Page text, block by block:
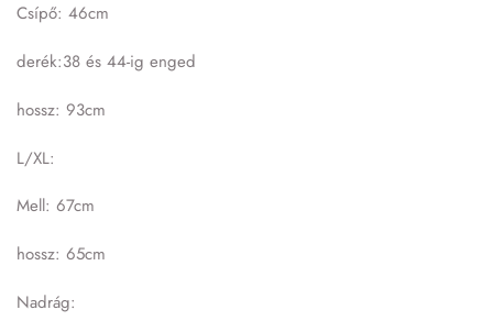
Csípő: 46cm
derék:38 és 44-ig enged
hossz: 93cm
L/XL:
Mell: 67cm
hossz: 65cm
Nadrág: